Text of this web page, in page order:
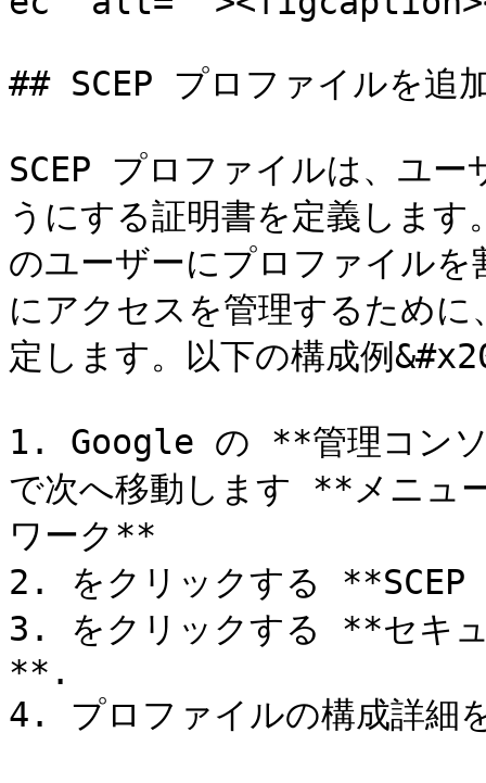
## SCEP プロファイルを追
SCEP プロファイルは、ユ
うにする証明書を定義しま
のユーザーにプロファイル
にアクセスを管理するため
定します。以下の構成例
1. Google の **管理コン
で次へ移動します **メニ
ワーク**
2. をクリックする
3. をクリックする **セキ
**.
4. プロファイルの構成詳細